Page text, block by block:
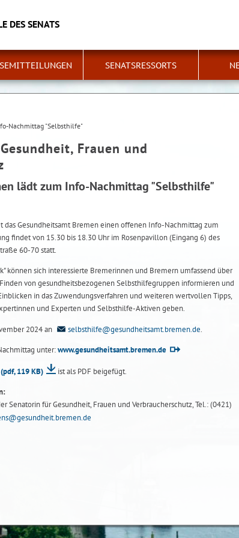
DES SENATS
SENATSRESSORTS
Nachmittag "Selbsthilfe"
Frauen und
lädt zum Info-Nachmittag "Selbsthilfe"
das Gesundheitsamt Bremen einen offenen Info-Nachmittag zum
findet von 15.30 bis 18.30 Uhr im Rosenpavillon (Eingang 6) des
60-70 statt.
können sich interessierte Bremerinnen und Bremern umfassend über
von gesundheitsbezogenen Selbsthilfegruppen informieren und
in das Zuwendungsverfahren und weiteren wertvollen Tipps,
und Experten und Selbsthilfe-Aktiven geben.
2024 an selbsthilfe@gesundheitsamt.bremen.de.
unter:www.gesundheitsamt.bremen.de
(pdf, 119 KB)
ist als PDF beigefügt.
Senatorin für Gesundheit, Frauen und Verbraucherschutz, Tel.: (0421)